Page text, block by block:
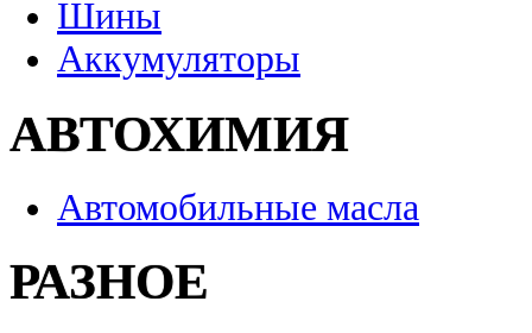
Шины
Аккумуляторы
АВТОХИМИЯ
Автомобильные масла
РАЗНОЕ